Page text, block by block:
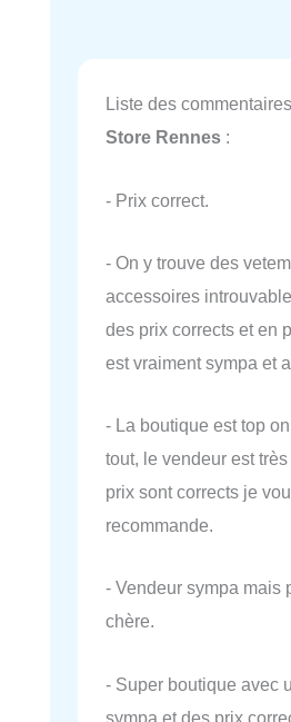
Liste des commentaires
Store Rennes :
- Prix correct.
- On y trouve des
accessoires
des prix corrects et en
est vraiment sympa et
- La boutique est top on
tout, le vendeur est
prix sont corrects je
recommande.
- Vendeur sympa mais
chère.
- Super boutique avec
sympa et des prix